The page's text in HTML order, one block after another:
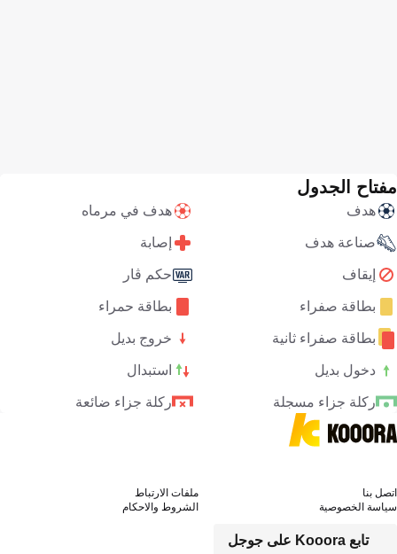
مفتاح الجدول
هدف هدف في مرماه
صناعة هدف إصابة
إيقاف حكم ڤار
بطاقة صفراء بطاقة حمراء
بطاقة صفراء ثانية خروج بديل
دخول بديل استبدال
ركلة جزاء مسجلة ركلة جزاء ضائعة
تابع Kooora على جوجل
اتصل بنا
ملفات الارتباط
سياسة الخصوصية
الشروط والاحكام